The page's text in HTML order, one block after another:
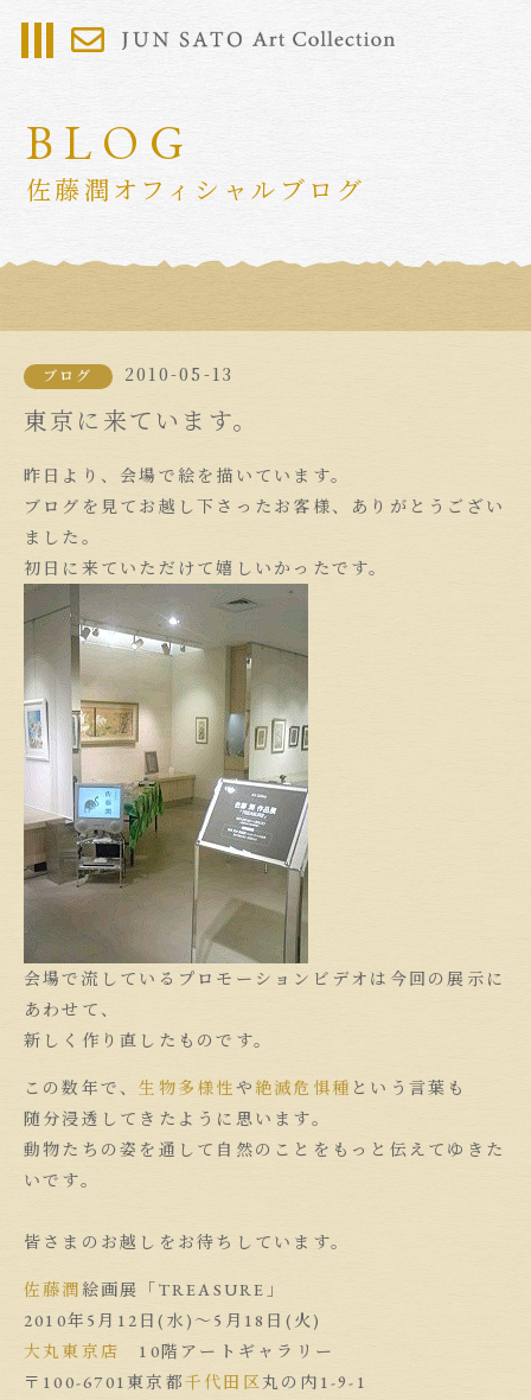
BLOG
佐藤潤オフィシャルブログ
ブログ 2010-05-13
東京に来ています。
昨日より、会場で絵を描いています。
ブログを見てお越し下さったお客様、ありがとうござい
ました。
初日に来ていただけて嬉しいかったです。
会場で流しているプロモーションビデオは今回の展示に
あわせて、
新しく作り直したものです。
この数年で、生物多様性や 絶滅危惧種 という言葉も
随分浸透してきたように思います。
動物たちの姿を通して自然のことをもっと伝えてゆきた
いです。
皆さまのお越しをお待ちしています。
佐藤潤絵画展「TREASURE」
2010年5月12日(水)〜5月18日(火)
大丸東京店
10階アートギャラリー
〒100-6701東京都千代田区丸の内1-9-1